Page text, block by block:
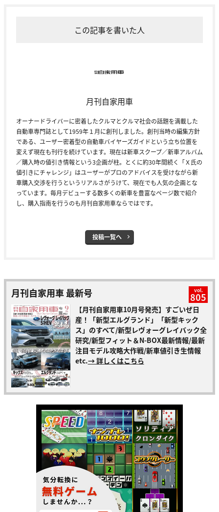
この記事を書いた人
月刊自家用車
オーナードライバーに密着したクルマとクルマ社会の話題を満載した
自動車専門誌として1959年１月に創刊しました。創刊当時の編集方針
である、ユーザー密着型の自動車バイヤーズガイドという立ち位置を
変えず現在も刊行を続けています。現在は新車スクープ／新車アルバム
／購入時の値引き情報という3企画が柱。とくに約30年間続く「Ｘ氏の
値引きにチャレンジ」はユーザーがプロのアドバイスを受けながら新
車購入交渉を行うというリアルさがうけて、現在でも人気の企画とな
っています。毎月デビューする数多くの新車を豊富なページ数で紹介
し、購入指南を行うのも月刊自家用車ならではです。
投稿一覧へ
月刊自家用車 最新号 vol.
805
【月刊自家用車10月号発売】すごいぜ日
産！「新型エルグランド」「新型キック
ス」のすべて/新型レヴォーグレイバック全
研究/新型フィット＆N-BOX最新情報/最新
注目モデル攻略大作戦/新車値引き生情報
etc.→ 詳しくはこちら